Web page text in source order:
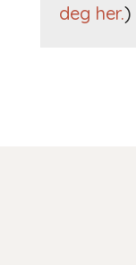
deg her.)